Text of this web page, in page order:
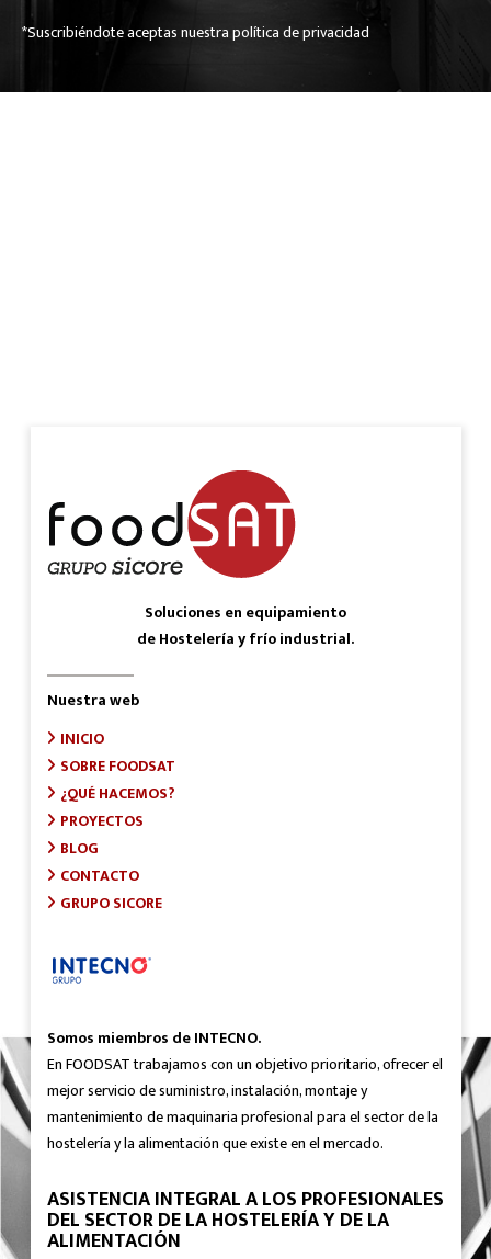
*Suscribiéndote aceptas nuestra política de privacidad
Soluciones en equipamiento
de Hostelería y frío industrial.
Nuestra web
INICIO
SOBRE FOODSAT
¿QUÉ HACEMOS?
PROYECTOS
BLOG
CONTACTO
GRUPO SICORE
Somos miembros de INTECNO.
En FOODSAT trabajamos con un objetivo prioritario, ofrecer el
mejor servicio de suministro, instalación, montaje y
mantenimiento de maquinaria profesional para el sector de la
hostelería y la alimentación que existe en el mercado.
ASISTENCIA INTEGRAL A LOS PROFESIONALES
DEL SECTOR DE LA HOSTELERÍA Y DE LA
ALIMENTACIÓN